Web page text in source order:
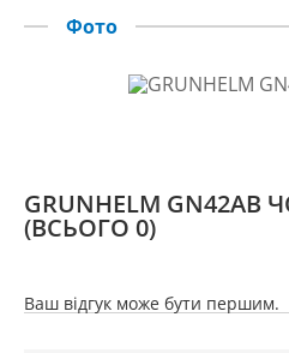
Фото
GRUNHELM
(ВСЬОГО 0)
Ваш відгук може бути першим.